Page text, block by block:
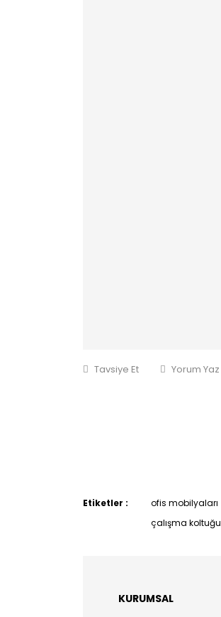
Tavsiye Et Yorum Yaz
Etiketler : ofis mobilyaları
çalışma koltuğu
KURUMSAL